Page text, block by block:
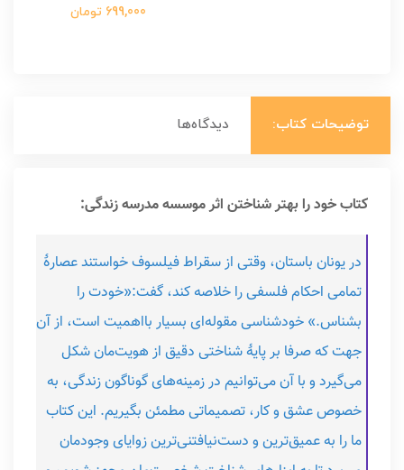
699,000 تومان
توضیحات کتاب: دیدگاه‌ها
کتاب خود را بهتر شناختن اثر موسسه مدرسه زندگی:
در یونان باستان، وقتی از سقراط فیلسوف خواستند عصارۀ
تمامی احکام فلسفی را خلاصه کند، گفت:«خودت را
بشناس.» خودشناسی مقوله‌ای بسیار بااهمیت است، از آن
جهت که صرفا بر پایۀ شناختی دقیق از هویت‌مان شکل
می‌گیرد و با آن می‌توانیم در زمینه‌های گوناگون زندگی، به
خصوص عشق و کار، تصمیماتی مطمئن بگیریم. این کتاب
ما را به عمیق‌ترین و دست‌نیافتنی‌ترین زوایای وجودمان